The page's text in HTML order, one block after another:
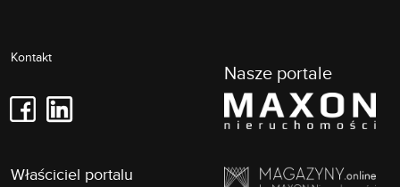
Kontakt
Właściciel portalu
Nasze portale